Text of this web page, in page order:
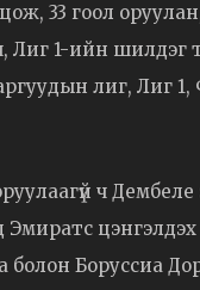
33 гоол
1-ийн шилдэг
лиг,
ч
цэнгэлдэх
Боруссиа